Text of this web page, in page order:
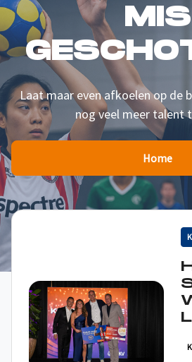
MIS
Laat maar even afkoelen op de
nog veel meer talent
Home